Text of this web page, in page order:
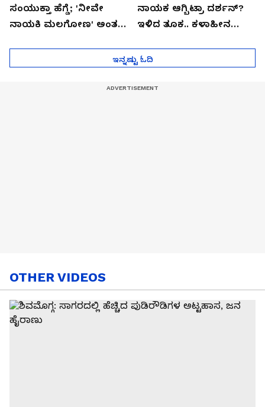
ಸಂಯುಕ್ತಾ ಹೆಗ್ಡೆ; 'ನೀವೇ
ನಾಯಕಿ ಮಲಗೋಣ' ಅಂತ
ನಾಯಕ ಆಗ್ಬಿಟ್ರಾ ದರ್ಶನ್?
ಇಳಿದ ತೂಕ.. ಕಳಾಹೀನ
ಇನ್ನಷ್ಟು ಓದಿ
OTHER VIDEOS